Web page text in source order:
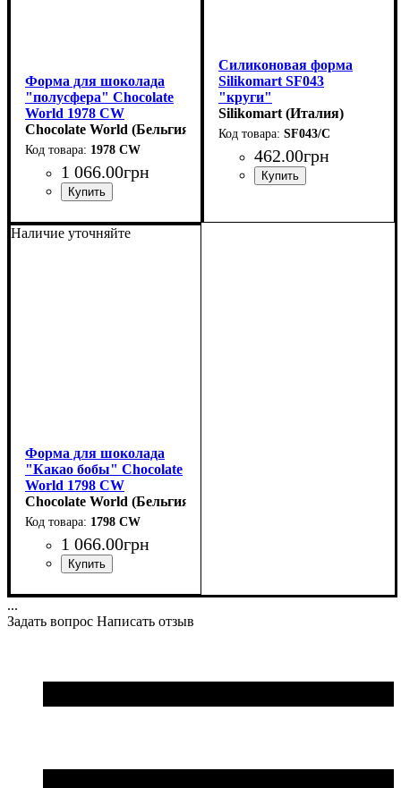
Форма для шоколада
"полусфера" Chocolate
World 1978 CW
(100x100мм,h43мм)
Chocolate World (Бельгия)
1978 CW
1 066.00грн
Силиконовая форма
Silikomart SF043
"круги"
(d40мм,h13мм,20мл)
Silikomart (Италия)
SF043/C
462.00грн
Наличие уточняйте
Форма для шоколада
"Какао бобы" Chocolate
World 1798 CW
(48x21мм,h14мм,9гр)
Chocolate World (Бельгия)
1798 CW
1 066.00грн
...
Задать вопрос Написать отзыв